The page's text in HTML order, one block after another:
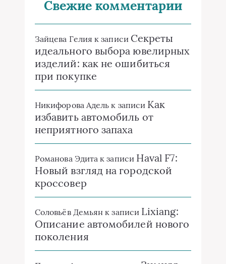
Свежие комментарии
Зайцева Гелия к записи Секреты
идеального выбора ювелирных
изделий: как не ошибиться
при покупке
Никифорова Адель к записи Как
избавить автомобиль от
неприятного запаха
Романова Эдита к записи Haval F7:
Новый взгляд на городской
кроссовер
Соловьёв Демьян к записи Lixiang:
Описание автомобилей нового
поколения